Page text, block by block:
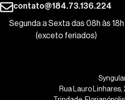
contato@184.73.136.224
Segunda a Sexta das 08h às 18h
(exceto feriados)
Rua Lauro Linhares,